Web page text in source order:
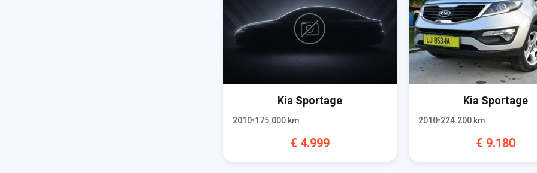
Kia Sportage
2010 175.000 km
€ 4.999
Kia Sportage
2010 224.200 km
€ 9.180